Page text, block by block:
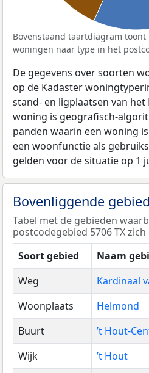
Bovenstaand taartdiagram
woningen naar type in het
De gegevens over soorten
op de Kadaster
stand- en ligplaatsen van het
woning is geografisch-
panden waarin een woning
een woonfunctie als
gelden voor de situatie op 1
Bovenliggende
Tabel met de gebieden
postcodegebied 5706 TX
Soort gebied
Naam
Weg
Kardinaal
Woonplaats
Helmond
Buurt
’t Hout-
Wijk
’t Hout